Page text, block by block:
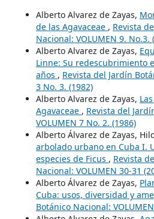
Alberto Alvarez de Zayas,
de las Agavaceae , Revista
Nacional: VOLUMEN 9. No.3.
Alberto Alvarez de Zayas,
Linne: Su redescubrimiento
años , Revista del Jardín
3 No. 3. (1982)
Alberto Alvarez de Zayas,
Agavaceae , Revista del
VOLUMEN 7 No. 2. (1986)
Alberto Álvarez de Zayas,
arbolado urbano en Cuba I.
especies de Ficus , Revista
Nacional: VOLUMEN 30-31
Alberto Álvarez de Zayas,
Cuba: usos, diversidad y
Botánico Nacional: